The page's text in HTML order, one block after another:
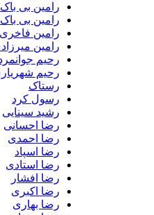
رامین بی باک
رامین بی باک و کاروئل
رامین فاخری
رامین میرزادی
رحیم جوانمردی
رحیم شهریاری
رستاک
رسول کرد
رشید سینایی
رضا احسانی
رضا احمدی
رضا اسپاد
رضا استادی
رضا افشار
رضا اکبری
رضا بهاری